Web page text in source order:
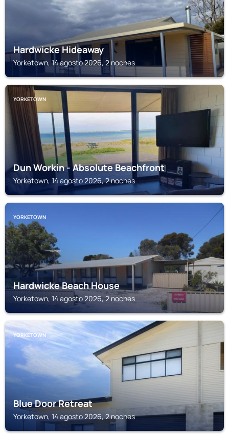
Hardwicke Hideaway
Yorketown, 14 agosto 2026, 2 noches
YORKETOWN
Dun Workin - Absolute Beachfront
Yorketown, 14 agosto 2026, 2 noches
YORKETOWN
Hardwicke Beach House
Yorketown, 14 agosto 2026, 2 noches
YORKETOWN
Blue Door Retreat
Yorketown, 14 agosto 2026, 2 noches